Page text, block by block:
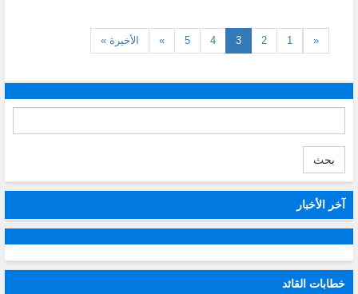
«
1
2
3
(current)
4
5
» الأخيرة »
بحث
آخر الأخبار
خطابات القائد